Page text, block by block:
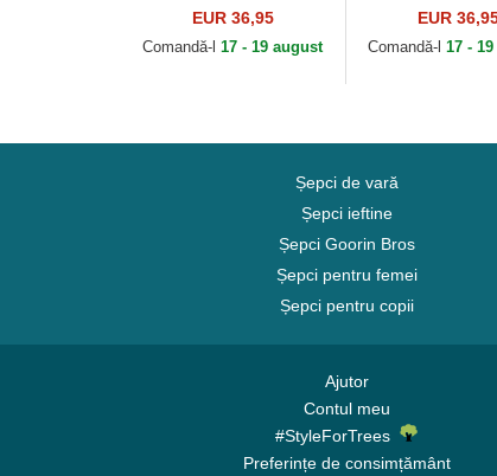
Manchester United
Football Club Premier
EUR 36,95
Comandă-l17 - 19 august
Sox MLB de
EUR
Comandă-l17 -
Șepci de vară
Șepci ieftine
Șepci Goorin Bros
Șepci pentru femei
Șepci pentru copii
Ajutor
Contul meu
#StyleForTrees
Preferințe de consimțământ